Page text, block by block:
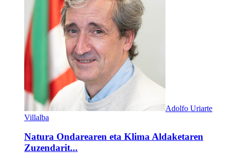
Adolfo Uriarte
Villalba
Natura Ondarearen eta Klima Aldaketaren
Zuzendarit...